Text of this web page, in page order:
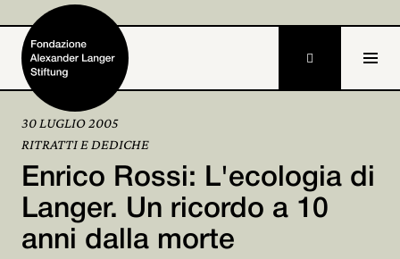
Home
Fondazione
Attività e progetti

30 LUGLIO 2005
RITRATTI E DEDICHE
Enrico Rossi: L'ecologia di
Langer. Un ricordo a 10
anni dalla morte